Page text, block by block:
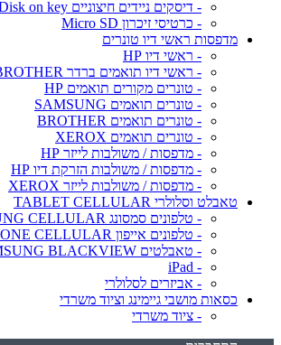
- דיסקים ניידים חיצוניים Disk on key
- כרטיסי זיכרון Micro SD
מדפסות ראשי דיו טונרים
- ראשי דיו HP
- ראשי דיו תואמים ברדר BROTHER
- טונרים מקורים תואמים HP
- טונרים תואמים SAMSUNG
- טונרים תואמים BROTHER
- טונרים תואמים XEROX
- מדפסות / משולבות לייזר HP
- מדפסות / משולבות הזרקת דיו HP
- מדפסות / משולבות לייזר XEROX
טאבלט וסלולרי TABLET CELLULAR
- טלפונים סמסונג SAMSUNG CELLULAR
- טלפונים אייפון iPHONE CELLULAR
- טאבלטים TABLET SAMSUNG BLACKVIEW
- iPad
- אביזרים לסלולרי
כסאות מושבי גיימינג וציוד משרדי
- ציוד משרדי